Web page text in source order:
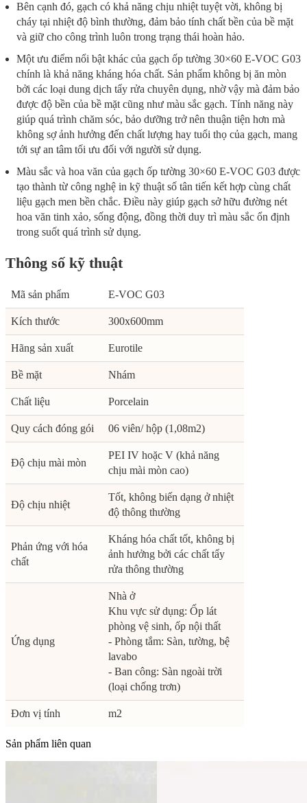
Bên cạnh đó, gạch có khả năng chịu nhiệt tuyệt vời, không bị
cháy tại nhiệt độ bình thường, đảm bảo tính chất bền của bề mặt
và giữ cho công trình luôn trong trạng thái hoàn hảo.
Một ưu điểm nổi bật khác của gạch ốp tường 30×60 E-VOC G03
chính là khả năng kháng hóa chất. Sản phẩm không bị ăn mòn
bởi các loại dung dịch tẩy rửa chuyên dụng, nhờ vậy mà đảm bảo
được độ bền của bề mặt cũng như màu sắc gạch. Tính năng này
giúp quá trình chăm sóc, bảo dưỡng trở nên thuận tiện hơn mà
không sợ ảnh hưởng đến chất lượng hay tuổi thọ của gạch, mang
tới sự an tâm tối ưu đối với người sử dụng.
Màu sắc và hoa văn của gạch ốp tường 30×60 E-VOC G03 được
tạo thành từ công nghệ in kỹ thuật số tân tiến kết hợp cùng chất
liệu gạch men bền chắc. Điều này giúp gạch sở hữu đường nét
hoa văn tinh xảo, sống động, đồng thời duy trì màu sắc ổn định
trong suốt quá trình sử dụng.
Thông số kỹ thuật
Mã sản phẩm E-VOC G03
Kích thước 300x600mm
Hãng sản xuất Eurotile
Bề mặt Nhám
Chất liệu Porcelain
Quy cách đóng gói 06 viên/ hộp (1,08m2)
Độ chịu mài mòn
PEI IV hoặc V (khả năng
chịu mài mòn cao)
Độ chịu nhiệt
Tốt, không biến dạng ở nhiệt
độ thông thường
Phản ứng với hóa
chất
Kháng hóa chất tốt, không bị
ảnh hưởng bởi các chất tẩy
rửa thông thường
Ứng dụng
Nhà ở
Khu vực sử dụng: Ốp lát
phòng vệ sinh, ốp nội thất
- Phòng tắm: Sàn, tường, bệ
lavabo
- Ban công: Sàn ngoài trời
(loại chống trơn)
Đơn vị tính m2
Sản phẩm liên quan